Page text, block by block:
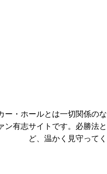
ー・ホールとは一切関係の
ン有志サイトです。必勝法
ど、温かく見守ってく